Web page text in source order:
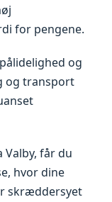
for pengene.
og
og transport
får du
hvor dine
skræddersyet